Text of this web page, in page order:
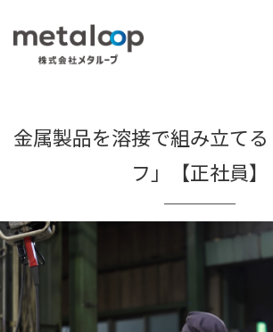
金属製品を溶接で組み立て
フ」【正社員】